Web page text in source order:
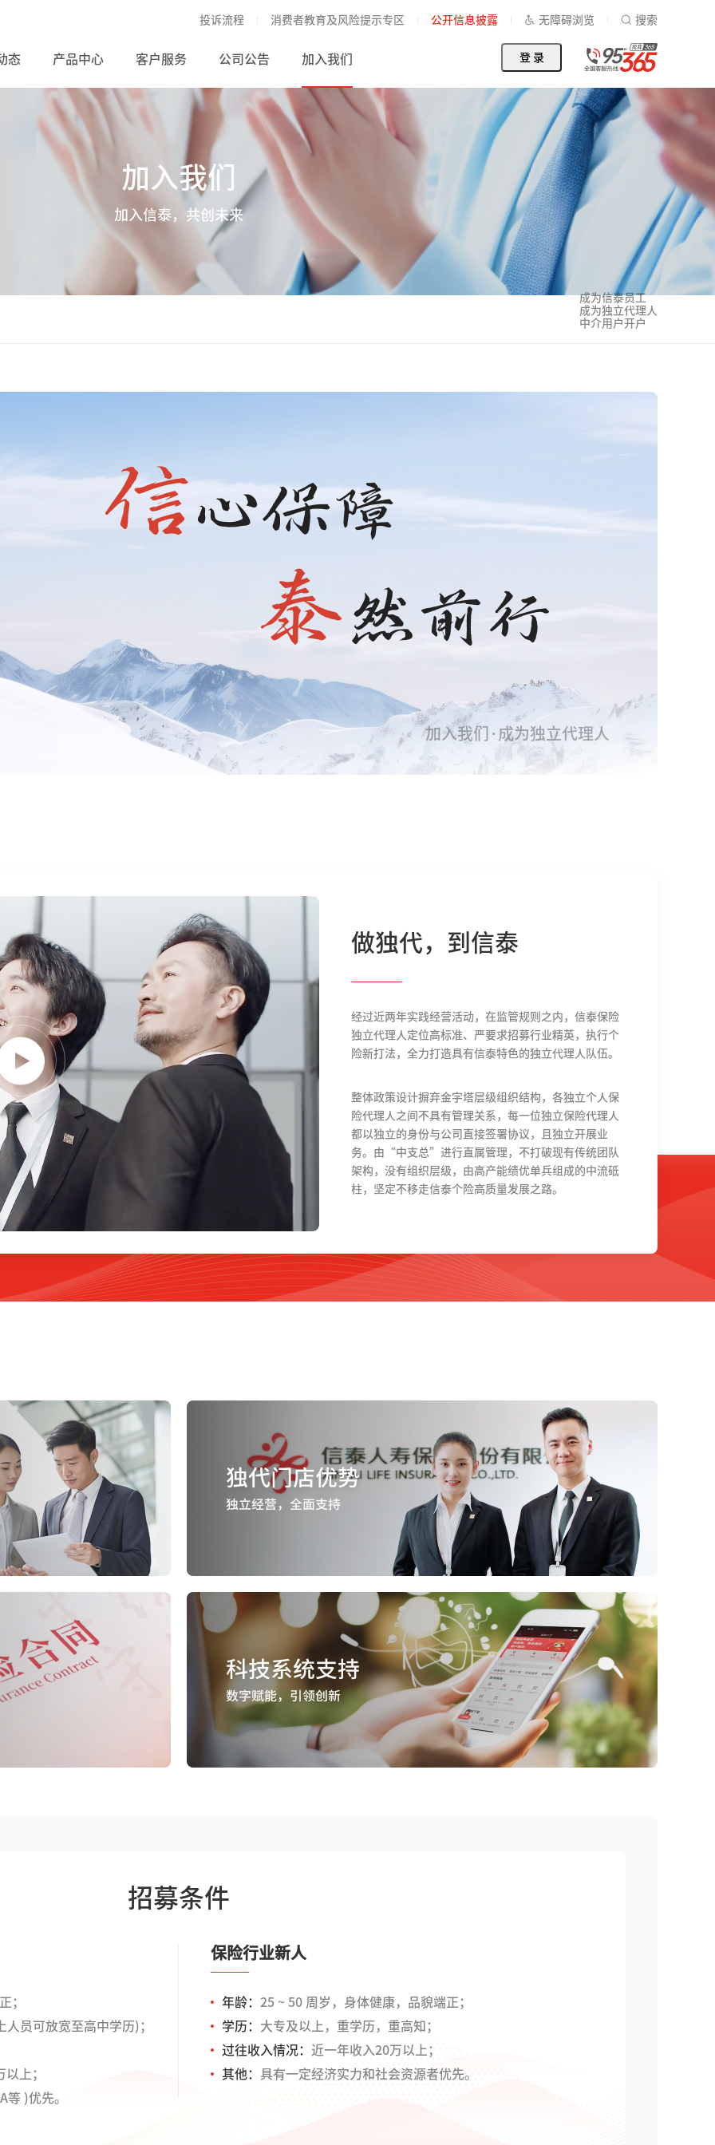
投诉流程 消费者教育及风险提示专区 公开信息披露 无障碍浏览 搜索
态 产品中心 客户服务 公司公告 加入我们 登 录
加入我们
加入信泰，共创未来
成为信泰员工
成为独立代理人
中介用户开户
加入我们·成为独立代理人
做独代，到信泰
经过近两年实践经营活动，在监管规则之内，信泰保险
独立代理人定位高标准、严要求招募行业精英，执行个
险新打法，全力打造具有信泰特色的独立代理人队伍。
整体政策设计摒弃金字塔层级组织结构，各独立个人保
险代理人之间不具有管理关系，每一位独立保险代理人
都以独立的身份与公司直接签署协议，且独立开展业
务。由“中支总”进行直属管理，不打破现有传统团队
架构，没有组织层级，由高产能绩优单兵组成的中流砥
柱，坚定不移走信泰个险高质量发展之路。
招募条件
；
员可放宽至高中学历)；
上；
等 )优先。
保险行业新人
年龄： 25 ~ 50 周岁，身体健康，品貌端正；
学历： 大专及以上，重学历，重高知；
过往收入情况： 近一年收入20万以上；
其他： 具有一定经济实力和社会资源者优先。